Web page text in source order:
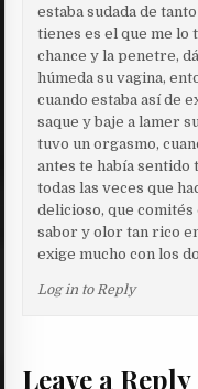
estaba sudada de
tienes es el que me lo
chance y la penetre,
húmeda su vagina,
cuando estaba así de
saque y baje a lamer
tuvo un orgasmo,
antes te había sentido
todas las veces que
delicioso, que comités
sabor y olor tan rico
exige mucho con los
Log in to Reply
Leave a Reply